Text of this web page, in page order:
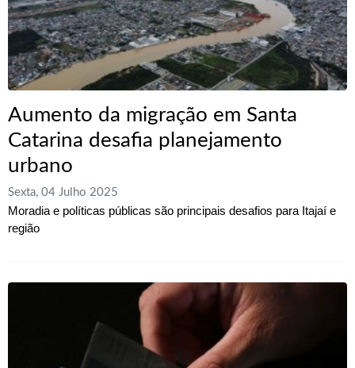
Aumento da migração em Santa
Catarina desafia planejamento
urbano
Sexta, 04 Julho 2025
Moradia e políticas públicas são principais desafios para Itajaí e
região